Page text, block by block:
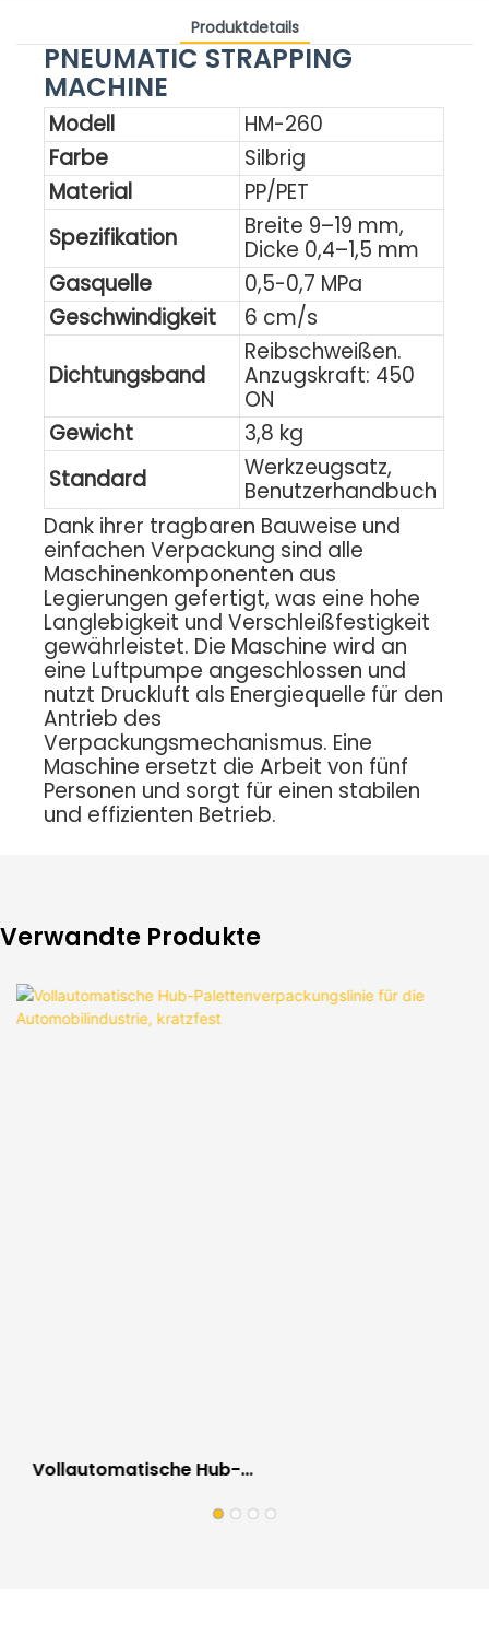
Produktdetails
PNEUMATIC STRAPPING
MACHINE
Modell
HM-260
Farbe
Silbrig
Material
PP/PET
Spezifikation
Breite 9–19 mm,
Dicke 0,4–1,5 mm
Gasquelle
0,5-0,7 MPa
Geschwindigkeit
6 cm/s
Dichtungsband
Reibschweißen.
Anzugskraft: 450
ON
Gewicht
3,8 kg
Standard
Werkzeugsatz,
Benutzerhandbuch
Dank ihrer tragbaren Bauweise und
einfachen Verpackung sind alle
Maschinenkomponenten aus
Legierungen gefertigt, was eine hohe
Langlebigkeit und Verschleißfestigkeit
gewährleistet. Die Maschine wird an
eine Luftpumpe angeschlossen und
nutzt Druckluft als Energiequelle für den
Antrieb des
Verpackungsmechanismus. Eine
Maschine ersetzt die Arbeit von fünf
Personen und sorgt für einen stabilen
und effizienten Betrieb.
Verwandte Produkte
Vollautomatische Hub-
Automobilindustrie, Kratzfest